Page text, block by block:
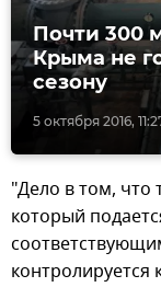
5 октября 2016,
Почти 300
Крыма не
сезону
"Дело в том, что
который
контролируется